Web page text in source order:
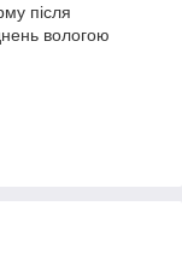
після
вологою